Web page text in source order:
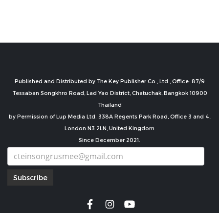
Published and Distributed by The Key Publisher Co., Ltd., Office: 87/9
Tessaban Songkhro Road, Lad Yao District, Chatuchak, Bangkok 10900
Thailand
by Permission of Lup Media Ltd. 338A Regents Park Road, Office 3 and 4,
London N3 2LN, United Kingdom
Since December 2021.
Subscribe